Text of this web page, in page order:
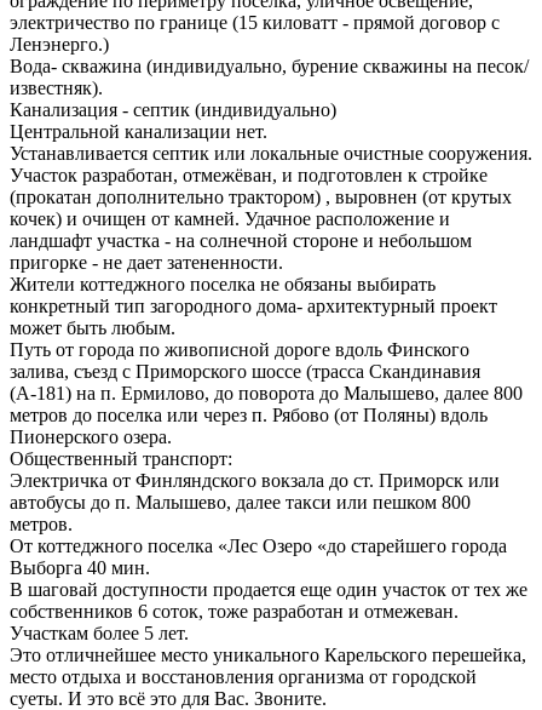
электричество по границе (15 киловатт - прямой договор с
Ленэнерго.)
Вода- скважина (индивидуально, бурение скважины на песок/
известняк).
Канализация - септик (индивидуально)
Центральной канализации нет.
Устанавливается септик или локальные очистные сооружения.
Участок разработан, отмежёван, и подготовлен к стройке
(прокатан дополнительно трактором) , выровнен (от крутых
кочек) и очищен от камней. Удачное расположение и
ландшафт участка - на солнечной стороне и небольшом
пригорке - не дает затененности.
Жители коттеджного поселка не обязаны выбирать
конкретный тип загородного дома- архитектурный проект
может быть любым.
Путь от города по живописной дороге вдоль Финского
залива, съезд с Приморского шоссе (трасса Скандинавия
(А-181) на п. Ермилово, до поворота до Малышево, далее 800
метров до поселка или через п. Рябово (от Поляны) вдоль
Пионерского озера.
Общественный транспорт:
Электричка от Финляндского вокзала до ст. Приморск или
автобусы до п. Малышево, далее такси или пешком 800
метров.
От коттеджного поселка «Лес Озеро «до старейшего города
Выборга 40 мин.
В шаговай доступности продается еще один участок от тех же
собственников 6 соток, тоже разработан и отмежеван.
Участкам более 5 лет.
Это отличнейшее место уникального Карельского перешейка,
место отдыха и восстановления организма от городской
суеты. И это всё это для Вас. Звоните.